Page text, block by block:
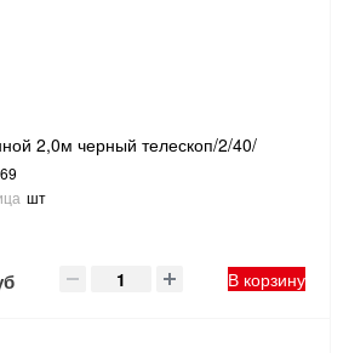
2,0м черный телескоп/2/40/
шт
В корзину